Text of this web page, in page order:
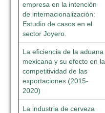
empresa en la intención
de internacionalización:
Estudio de casos en el
sector Joyero.
La eficiencia de la aduana
mexicana y su efecto en la
competitividad de las
exportaciones (2015-
2020)
La industria de cerveza